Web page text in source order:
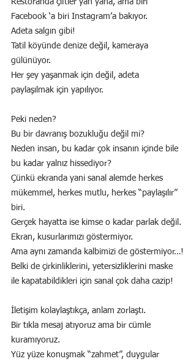
Restoranda çiftler yan yana, ama biri
Facebook ‘a biri Instagram’a bakıyor.
Adeta salgın gibi!
Tatil köyünde denize değil, kameraya
gülünüyor.
Her şey yaşanmak için değil, adeta
paylaşılmak için yapılıyor.
Peki neden?
Bu bir davranış bozukluğu değil mi?
Neden insan, bu kadar çok insanın içinde bile
bu kadar yalnız hissediyor?
Çünkü ekranda yani sanal alemde herkes
mükemmel, herkes mutlu, herkes “paylaşılır”
biri.
Gerçek hayatta ise kimse o kadar parlak değil.
Ekran, kusurlarımızı göstermiyor.
Ama aynı zamanda kalbimizi de göstermiyor…!
Belki de çirkinliklerini, yetersizliklerini maske
ile kapatabildikleri için sanal çok daha cazip!
İletişim kolaylaştıkça, anlam zorlaştı.
Bir tıkla mesaj atıyoruz ama bir cümle
kuramıyoruz.
Yüz yüze konuşmak “zahmet”, duygular